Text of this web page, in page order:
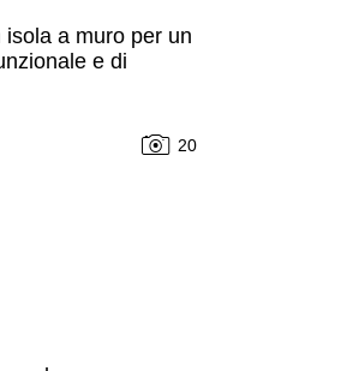
isola a muro per un
e di
20